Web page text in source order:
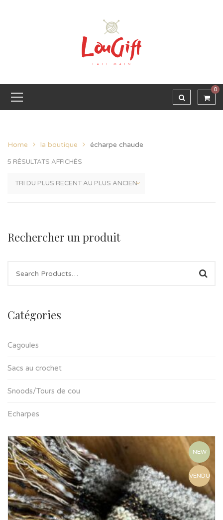
0
Home la boutique écharpe chaude
5 RÉSULTATS AFFICHÉS
Rechercher un produit
Catégories
Cagoules
Sacs au crochet
Snoods/Tours de cou
Echarpes
NEW
VENDU